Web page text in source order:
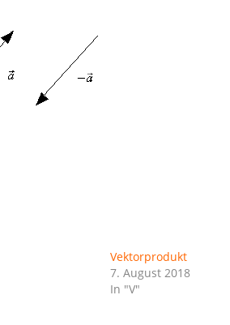
Vektorprodukt
7. August 2018
In "V"